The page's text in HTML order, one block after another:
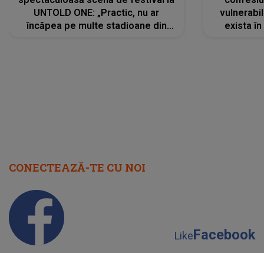
UNTOLD ONE: „Practic, nu ar
încăpea pe multe stadioane din
exista
CONECTEAZĂ-TE CU NOI
LikeFacebook